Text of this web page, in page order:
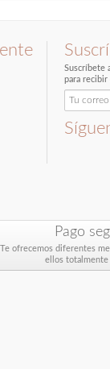
Suscríbete
para recibir
Pago
Te ofrecemos diferentes
ellos totalmente